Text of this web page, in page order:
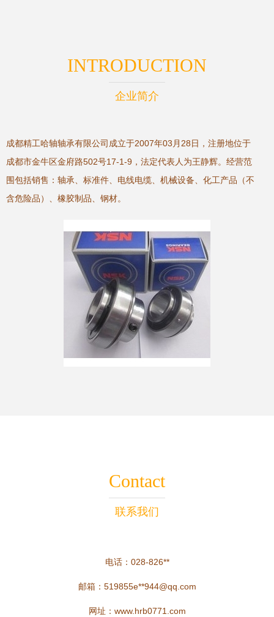
INTRODUCTION
企业简介
成都精工哈轴轴承有限公司成立于2007年03月28日，注册地位于
成都市金牛区金府路502号17-1-9，法定代表人为王静辉。经营范
围包括销售：轴承、标准件、电线电缆、机械设备、化工产品（不
含危险品）、橡胶制品、钢材。
Contact
联系我们
电话：028-826**
邮箱：519855e**944@qq.com
网址： www.hrb0771.com